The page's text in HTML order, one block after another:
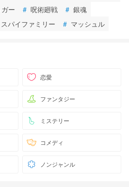
ー # 呪術廻戦 # 銀魂
スパイファミリー # マッシュル
恋愛
ファンタジー
ミステリー
コメディ
ノンジャンル